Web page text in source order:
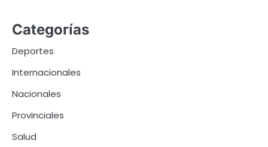
Categorías
Deportes
Internacionales
Nacionales
Provinciales
Salud